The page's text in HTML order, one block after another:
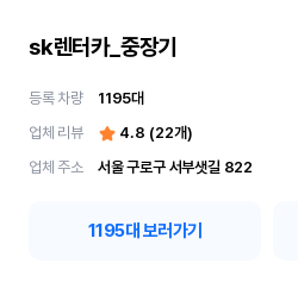
sk렌터카_중장기
등록 차량 1195대
업체 리뷰
4.8 (22개)
업체 주소
서울 구로구 서부샛길 822
1195대 보러가기